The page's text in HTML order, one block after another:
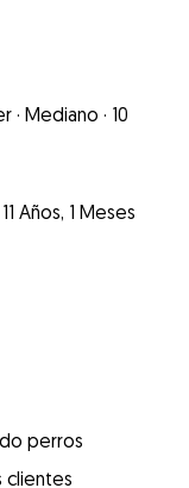
· Mediano · 10
11 Años, 1 Meses
perros
clientes